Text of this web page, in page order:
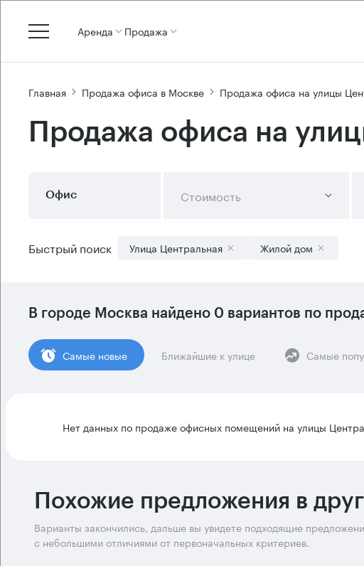
Аренда Продажа
Главная Продажа офиса в Москве Продажа офиса на улицы
Продажа офиса на
Офис Стоимость
Быстрый поиск Улица Центральная Жилой дом
В городе Москва найдено 0 вариантов по
Cамые новые Ближайшие к улице Самые
Нет данных по продаже офисных помещений на улицы
Похожие предложения в
Варианты закончились, дальше вы увидете подходящие
с небольшими отличиями от первоначальных критериев.